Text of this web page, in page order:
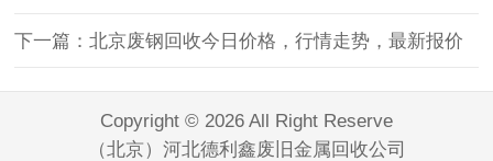
下一篇：北京废钢回收今日价格，行情走势，最新报价
Copyright © 2026 All Right Reserve
（北京）河北德利鑫废旧金属回收公司